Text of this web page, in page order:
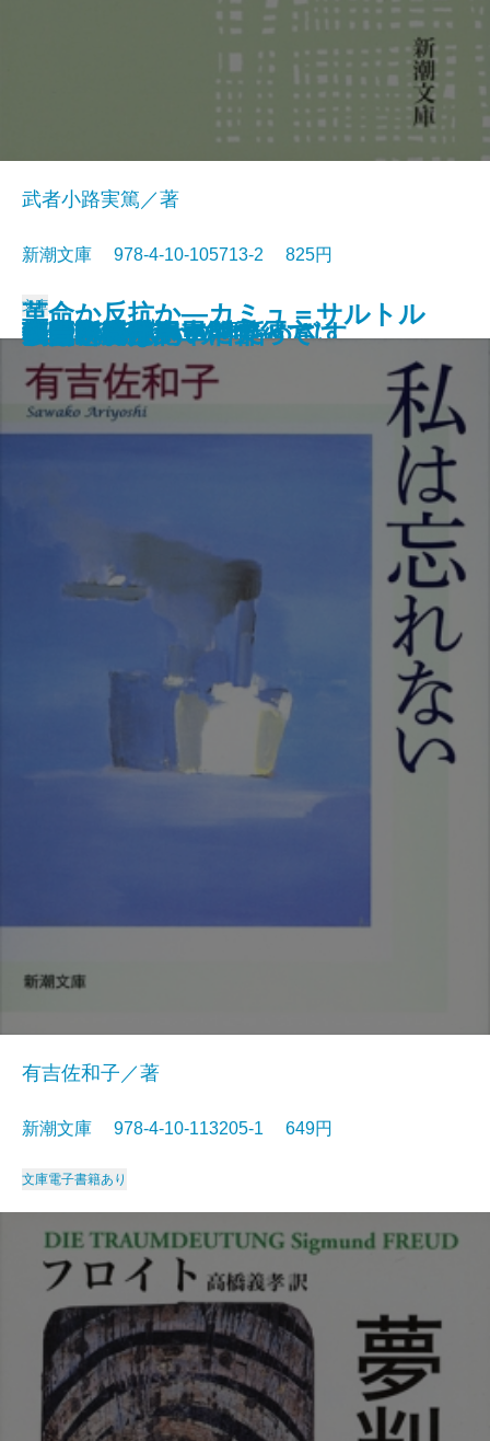
けものたちは故郷をめざす
エロ事師たち
恋愛論
藤十郎の恋・恩讐の彼方に
華岡青洲の妻
地下室の手記
一千一秒物語
人斬り以蔵
革命か反抗か―カミュ＝サルトル
論争―
人生論・愛について
武者小路実篤／著
新潮文庫 978-4-10-105713-2 825円
文庫
私は忘れない
有吉佐和子／著
新潮文庫 978-4-10-113205-1 649円
文庫電子書籍あり
夢判断〔上〕
夢判断〔下〕
金色夜叉
ペスト
李陵・山月記
マクベス
機械・春は馬車に乗って
刺青・秘密
シーシュポスの神話